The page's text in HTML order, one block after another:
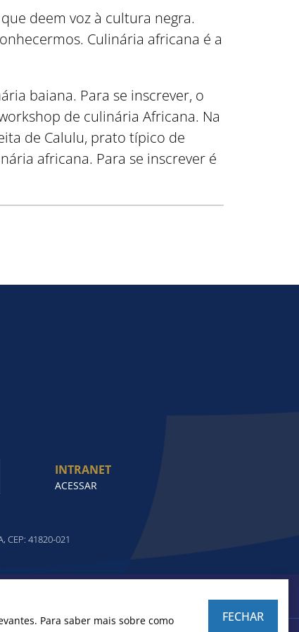
deem voz à cultura negra.
Culinária africana é a
baiana. Para se inscrever, o
de culinária Africana. Na
de Calulu, prato típico de
africana. Para se inscrever é
INTRANET
ACESSAR
CEP: 41820-021
Para saber mais sobre como
FECHAR